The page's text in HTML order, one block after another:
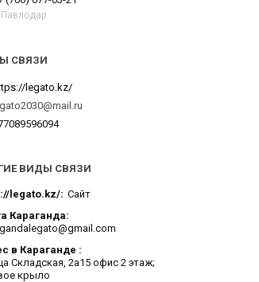
Павлодар
legato.kz/
ВИДЫ СВЯЗИ
legato.kz/
Сайт
Караганда
в Караганде
Складская, 2а​15 офис 2 этаж;
крыло